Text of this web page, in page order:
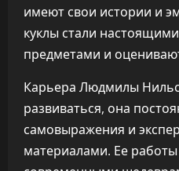
имеют свои истории и
куклы стали
предметами и
Карьера Людмилы
развиваться, она
самовыражения и
материалами. Ее